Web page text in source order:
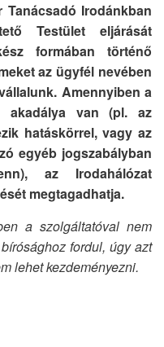
Irodánkban
Testület eljárását
formában történő
az ügyfél nevében
Amennyiben a
akadálya van (pl. az
hatáskörrel, vagy az
egyéb jogszabályban
az Irodahálózat
megtagadhatja.
a szolgáltatóval nem
fordul, úgy azt
lehet kezdeményezni.